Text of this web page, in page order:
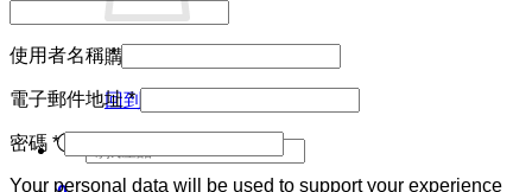
購物車內沒有任何商品。
回到商店
search
使用者名稱*必
電子郵件地址*必
密碼 *必
Your personal data will be used to support your experience